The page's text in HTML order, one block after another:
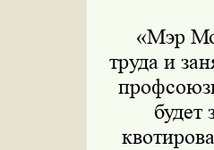
«Мэр
труда и
будет